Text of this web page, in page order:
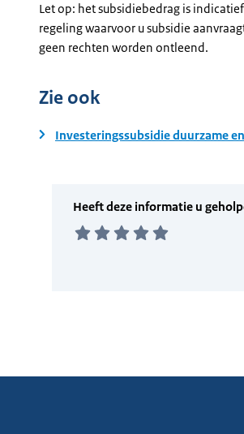
Let op: het subsidiebedrag is
regeling waarvoor u subsidie
geen rechten worden ontleend.
Zie ook
Investeringssubsidie duurzame